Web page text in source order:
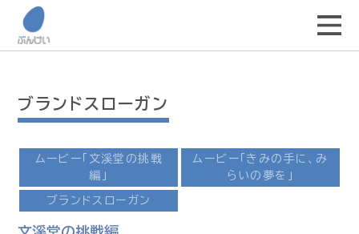
ブランドスローガン
ムービー「文溪堂の挑戦
編」
ムービー「きみの手に、み
らいの夢を」
ブランドスローガン